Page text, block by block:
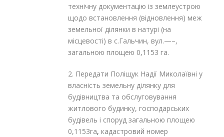
технічну документацію із землеустрою
щодо встановлення (відновлення) меж
земельної ділянки в натурі (на
місцевості) в с.Гальчин, вул.—–,
загальною площею 0,1153 га.
2. Передати Поліщук Надії Миколаївні у
власність земельну ділянку для
будівництва та обслуговування
житлового будинку, господарських
будівель і споруд загальною площею
0,1153га, кадастровий номер